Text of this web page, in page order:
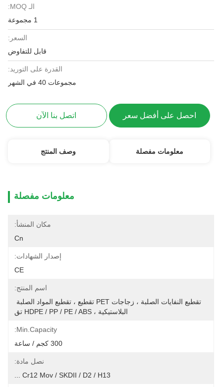
الـ MOQ:
1 مجموعة
السعر:
قابل للتفاوض
القدرة على التوريد:
مجموعات 40 في الشهر
احصل على أفضل سعر اتصل بنا الآن
معلومات مفصلة وصف المنتج
معلومات مفصلة
مكان المنشأ:
Cn
إصدار الشهادات:
CE
اسم المنتج:
البلاستيكية ، HDPE / PP / PE / ABS تق
Min.Capacity:
300 كجم / ساعة
نصل مادة:
Cr12 Mov / SKDII / D2 / H13 ...